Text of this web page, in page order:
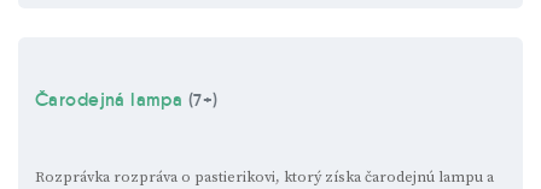
Čarodejná lampa (7+)
Rozprávka rozpráva o pastierikovi, ktorý získa čarodejnú lampu a